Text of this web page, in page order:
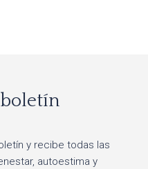
y recibe todas las
autoestima y